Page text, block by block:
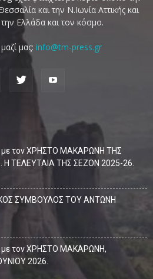
και την Ν.Ιωνία Αττικής και
Ελλάδα και τον κόσμο.
μας: info@tm-press.gr
τον ΧΡΗΣΤΟ ΜΑΚΑΡΩΝΗ ΤΗΣ
Η ΤΕΛΕΥΤΑΙΑ ΤΗΣ ΣΕΖΟΝ 2025-26.
ΣΥΜΒΟΥΛΟΣ ΤΟΥ ΑΝΤΩΝΗ
τον ΧΡΗΣΤΟ ΜΑΚΑΡΩΝΗ,
2026.